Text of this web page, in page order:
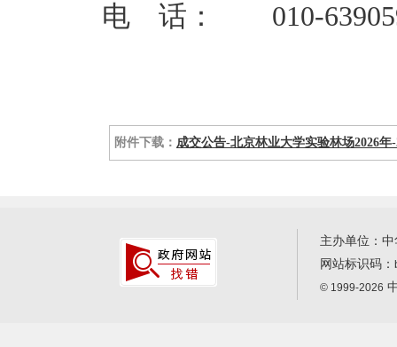
电 话： 010-
附件下载： 成交公告-北京林业大学实验林场2026
主办单位：
网站标识码：
© 1999-2026